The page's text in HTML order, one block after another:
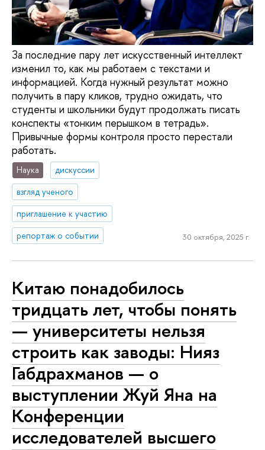
За последние пару лет искусственный интеллект
изменил то, как мы работаем с текстами и
информацией. Когда нужный результат можно
получить в пару кликов, трудно ожидать, что
студенты и школьники будут продолжать писать
конспекты «тонким перышком в тетрадь».
Привычные формы контроля просто перестали
работать.
Наука
дискуссии
взгляд ученого
приглашение к участию
репортаж о событии
30 октября, 2025 г.
Китаю понадобилось
тридцать лет, чтобы понять
— университеты нельзя
строить как заводы: Нияз
Габдрахманов — о
выступлении Жуй Яна на
Конференции
исследователей высшего